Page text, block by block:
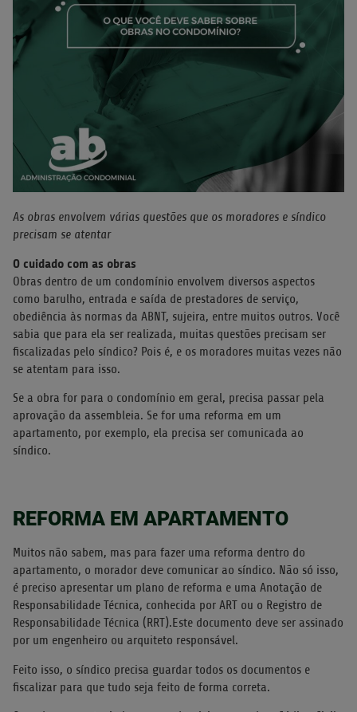
As obras envolvem várias questões que os moradores e síndico
precisam se atentar
O cuidado com as obras
Obras dentro de um condomínio envolvem diversos aspectos
como barulho, entrada e saída de prestadores de serviço,
obediência às normas da ABNT, sujeira, entre muitos outros. Você
sabia que para ela ser realizada, muitas questões precisam ser
fiscalizadas pelo síndico? Pois é, e os moradores muitas vezes não
se atentam para isso.
Se a obra for para o condomínio em geral, precisa passar pela
aprovação da assembleia. Se for uma reforma em um
apartamento, por exemplo, ela precisa ser comunicada ao
síndico.
REFORMA EM APARTAMENTO
Muitos não sabem, mas para fazer uma reforma dentro do
apartamento, o morador deve comunicar ao síndico. Não só isso,
é preciso apresentar um plano de reforma e uma Anotação de
Responsabilidade Técnica, conhecida por ART ou o Registro de
Responsabilidade Técnica (RRT).Este documento deve ser assinado
por um engenheiro ou arquiteto responsável.
Feito isso, o síndico precisa guardar todos os documentos e
fiscalizar para que tudo seja feito de forma correta.